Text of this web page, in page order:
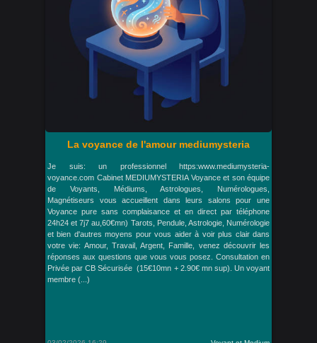
La voyance de l'amour mediumysteria
Je suis: un professionnel https:www.mediumysteria-
voyance.com Cabinet MEDIUMYSTERIA Voyance et son équipe
de Voyants, Médiums, Astrologues, Numérologues,
Magnétiseurs vous accueillent dans leurs salons pour une
Voyance pure sans complaisance et en direct par téléphone
24h24 et 7j7 au,60€mn) Tarots, Pendule, Astrologie, Numérologie
et bien d'autres moyens pour vous aider à voir plus clair dans
votre vie: Amour, Travail, Argent, Famille, venez découvrir les
réponses aux questions que vous vous posez. Consultation en
Privée par CB Sécurisée (15€10mn + 2.90€ mn sup). Un voyant
membre (...)